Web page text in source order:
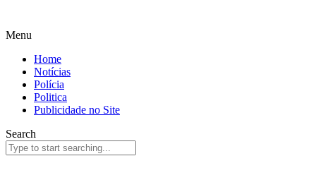
Menu
Home
Notícias
Polícia
Politica
Publicidade no Site
Search